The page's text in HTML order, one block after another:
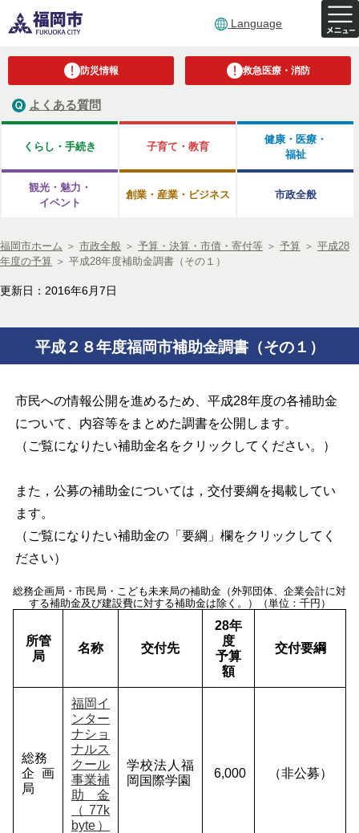
Language
防災情報 救急医療・消防
よくある質問
くらし・手続き 子育て・教育
健康・医療・
福祉
観光・魅力・
イベント
創業・産業・ビジネス 市政全般
福岡市ホーム ＞ 市政全般 ＞ 予算・決算・市債・寄付等 ＞ 予算 ＞ 平成28
年度の予算 ＞ 平成28年度補助金調書（その１）
更新日：2016年6月7日
平成２８年度福岡市補助金調書（その１）
市民への情報公開を進めるため、平成28年度の各補助金
について、内容等をまとめた調書を公開します。
（ご覧になりたい補助金名をクリックしてください。）
また，公募の補助金については，交付要綱を掲載してい
ます。
（ご覧になりたい補助金の「要綱」欄をクリックしてく
ださい）
総務企画局・市民局・こども未来局の補助金（外郭団体、企業会計に対
する補助金及び建設費に対する補助金は除く。）（単位：千円）
所管
局
名称 交付先
28年
度
予算
額
交付要綱
総務
企画
局
福岡イ
ンター
ナショ
ナルス
クール
事業補
助金
（77k
byte）
学校法人福
岡国際学園
6,000 （非公募）